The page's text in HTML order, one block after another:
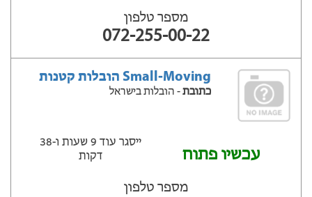
מספר טלפון
072-255-00-22
Small-Moving הובלות קטנות
כתובת- הובלות בישראל
עכשיו פתוח
ייסגר עוד 9 שעות ‫ו-38
דקות
מספר טלפון